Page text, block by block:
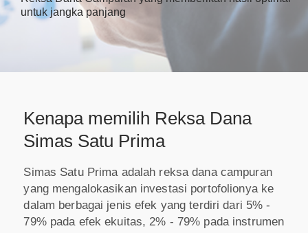
untuk jangka panjang
Kenapa memilih Reksa Dana
Simas Satu Prima
Simas Satu Prima adalah reksa dana campuran
yang mengalokasikan investasi portofolionya ke
dalam berbagai jenis efek yang terdiri dari 5% -
79% pada efek ekuitas, 2% - 79% pada instrumen